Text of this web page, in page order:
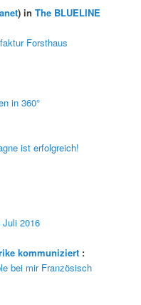
) inThe BLUELINE
Forsthaus
in 360°
ist erfolgreich!
2016
kommuniziert :
bei mir Französisch